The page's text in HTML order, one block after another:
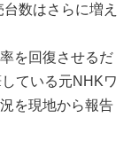
数はさらに増え
を回復させるだ
ている元NHKワ
を現地から報告